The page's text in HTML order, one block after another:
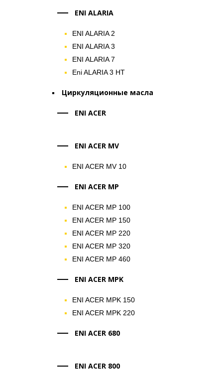
ENI ALARIA
ENI ALARIA 2
ENI ALARIA 3
ENI ALARIA 7
Eni ALARIA 3 HT
Циркуляционные масла
ENI ACER
ENI ACER MV
ENI ACER MV 10
ENI ACER MP
ENI ACER MP 100
ENI ACER MP 150
ENI ACER MP 220
ENI ACER MP 320
ENI ACER MP 460
ENI ACER MPK
ENI ACER MPK 150
ENI ACER MPK 220
ENI ACER 680
ENI ACER 800